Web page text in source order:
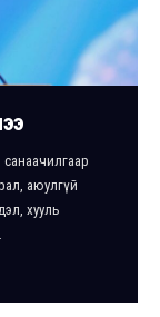
аюулгүй
хууль